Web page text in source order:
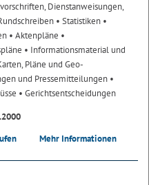
Dienstanweisungen,
• Statistiken •
• Aktenpläne •
• Informationsmaterial und
Pläne und Geo-
und Pressemitteilungen •
• Gerichtsentscheidungen
Mehr Informationen